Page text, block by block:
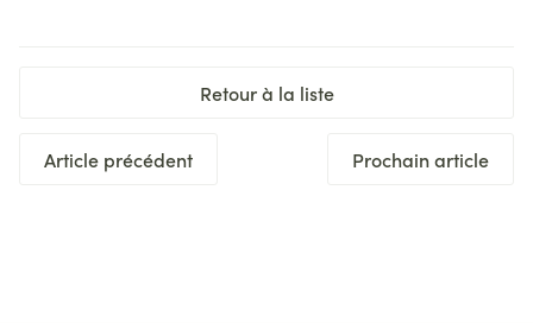
Retour à la liste
Article précédent Prochain article